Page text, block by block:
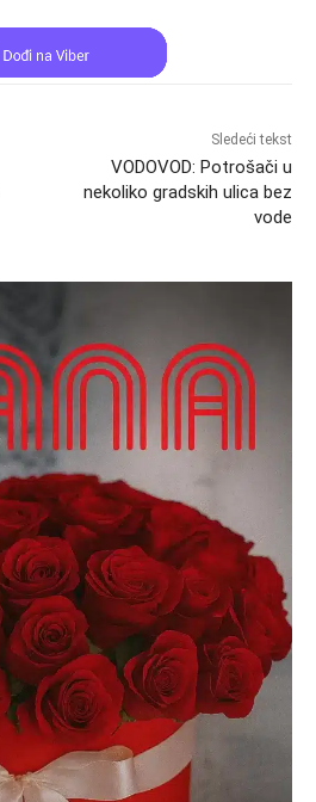
Sledeći tekst
VODOVOD: Potrošači u
nekoliko gradskih ulica bez
vode